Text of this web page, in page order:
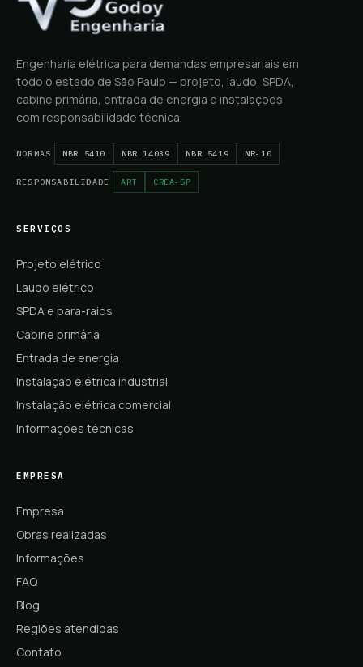
Engenharia elétrica para demandas empresariais em
todo o estado de São Paulo — projeto, laudo, SPDA,
cabine primária, entrada de energia e instalações
com responsabilidade técnica.
NORMAS NBR 5410 NBR 14039 NBR 5419 NR-10
RESPONSABILIDADE ART CREA-SP
SERVIÇOS
Projeto elétrico
Laudo elétrico
SPDA e para-raios
Cabine primária
Entrada de energia
Instalação elétrica industrial
Instalação elétrica comercial
Informações técnicas
EMPRESA
Empresa
Obras realizadas
Informações
FAQ
Blog
Regiões atendidas
Contato